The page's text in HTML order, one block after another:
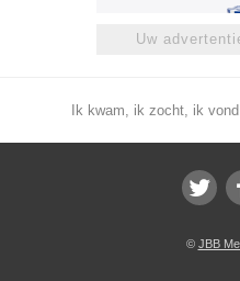
Uw
Ik kwam, ik zocht, ik
© JBB